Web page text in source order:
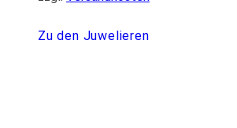
Zu den Juwelieren